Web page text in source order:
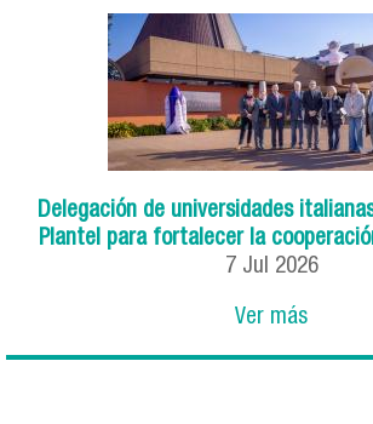
Delegación de universidades
Plantel para fortalecer la
7 Jul 2026
Ver más